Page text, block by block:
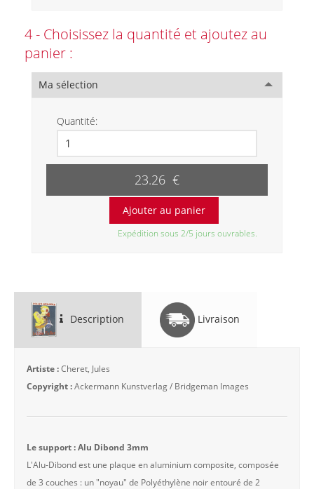
4 - Choisissez la quantité et ajoutez au
panier :
Ma sélection
Quantité:
23.26 €
Expédition sous 2/5 jours ouvrables.
Description Livraison
Artiste :Cheret, Jules
Copyright :Ackermann Kunstverlag / Bridgeman Images
Le support : Alu Dibond 3mm
L'Alu-Dibond est une plaque en aluminium composite, composée
de 3 couches : un "noyau" de Polyéthylène noir entouré de 2